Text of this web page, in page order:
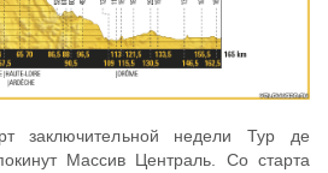
заключительной недели Тур де
Массив Централь. Со старта